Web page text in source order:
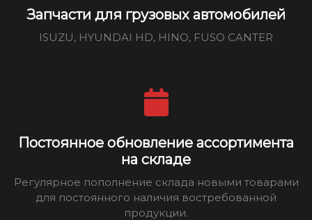
Запчасти для грузовых автомобилей
ISUZU, HYUNDAI HD, HINO, FUSO CANTER
Постоянное обновление ассортимента
на складе
Регулярное пополнение склада новыми товарами
для постоянного наличия востребованной
продукции.